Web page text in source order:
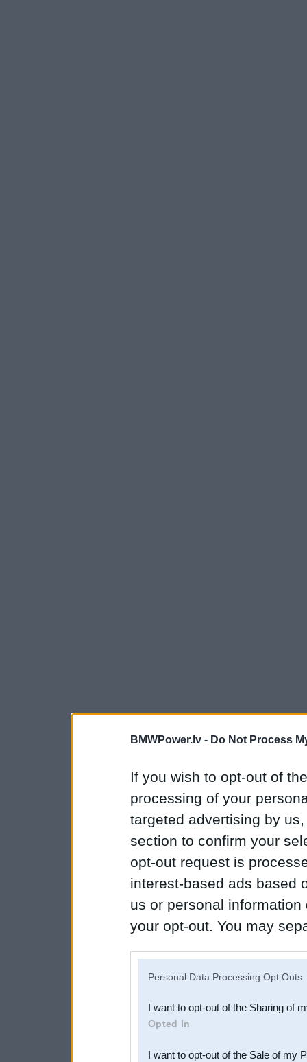
BMWPower.lv - Do Not Process
If you wish to opt-out of
processing of your
targeted advertising by
section to confirm your
opt-out request is
interest-based ads based
us or personal
your opt-out. You may
Downstream Participants
third parties.
Personal Data Processing Opt Outs
I want to opt-out of the Sharing of
Opted In
I want to opt-out of the Sale of my